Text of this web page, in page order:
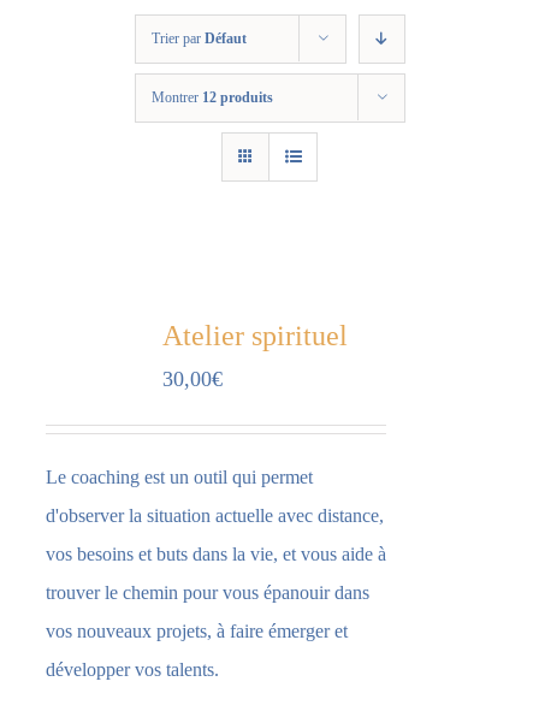
Trier par Défaut
Montrer 12 produits
Atelier spirituel
30,00€
Le coaching est un outil qui permet
d'observer la situation actuelle avec distance,
vos besoins et buts dans la vie, et vous aide à
trouver le chemin pour vous épanouir dans
vos nouveaux projets, à faire émerger et
développer vos talents.